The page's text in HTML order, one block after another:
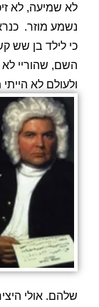
לא שמיעה, לא
נשמע מוזר.
כי לילד בן שש
השם, שהוריי לא
ולעולם לא
שלהם. אולי